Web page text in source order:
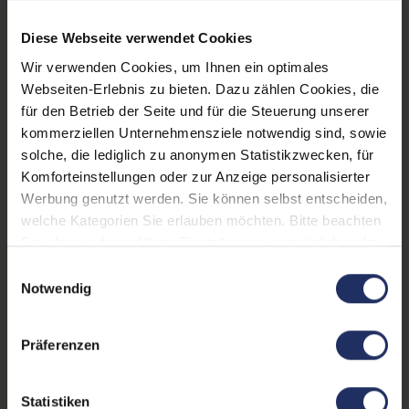
Diese Webseite verwendet Cookies
Wir verwenden Cookies, um Ihnen ein optimales
Webseiten-Erlebnis zu bieten. Dazu zählen Cookies, die
für den Betrieb der Seite und für die Steuerung unserer
kommerziellen Unternehmensziele notwendig sind, sowie
solche, die lediglich zu anonymen Statistikzwecken, für
Komforteinstellungen oder zur Anzeige personalisierter
Werbung genutzt werden. Sie können selbst entscheiden,
welche Kategorien Sie erlauben möchten. Bitte beachten
Sie, dass aufgrund Ihrer Einstellungen, womöglich nicht
Weitere Informationen finden Sie in
Notwendig
Präferenzen
Statistiken
Displayauflösung: 2880 x 1800
Tastaturlayout:
Großbritannien (QWERTY)
ohne Ziffernblock
Grafikkartenspeicher: 4 GB GDDR5
Fingerprintreader: Ja
Partnerprogramm:
Prozessor:
Intel Core i7 8750H @ 2,2